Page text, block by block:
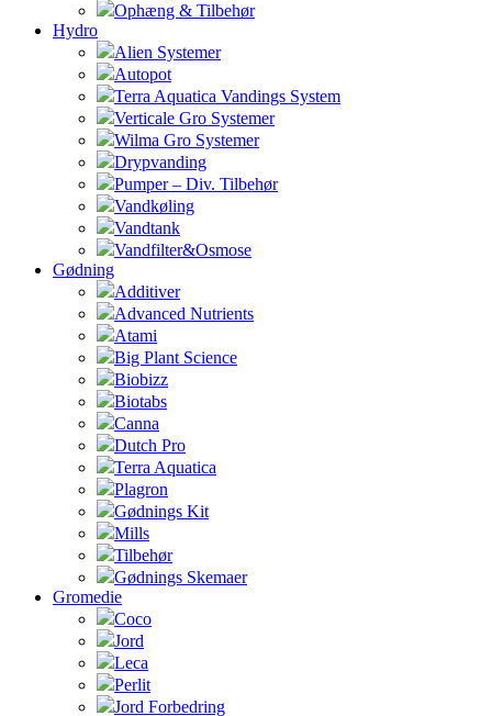
Ophæng & Tilbehør
Hydro
Alien Systemer
Autopot
Terra Aquatica Vandings System
Verticale Gro Systemer
Wilma Gro Systemer
Drypvanding
Pumper – Div. Tilbehør
Vandkøling
Vandtank
Vandfilter&Osmose
Gødning
Additiver
Advanced Nutrients
Atami
Big Plant Science
Biobizz
Biotabs
Canna
Dutch Pro
Terra Aquatica
Plagron
Gødnings Kit
Mills
Tilbehør
Gødnings Skemaer
Gromedie
Coco
Jord
Leca
Perlit
Jord Forbedring